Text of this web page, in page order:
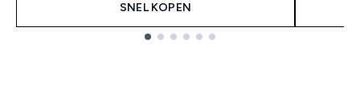
SNEL KOPEN